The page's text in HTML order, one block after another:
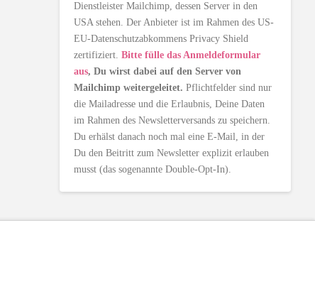
Dienstleister Mailchimp, dessen Server in den
USA stehen. Der Anbieter ist im Rahmen des US-
EU-Datenschutzabkommens Privacy Shield
zertifiziert.Bitte fülle das Anmeldeformular
aus, Du wirst dabei auf den Server von
Mailchimp weitergeleitet. Pflichtfelder sind nur
die Mailadresse und die Erlaubnis, Deine Daten
im Rahmen des Newsletterversands zu speichern.
Du erhälst danach noch mal eine E-Mail, in der
Du den Beitritt zum Newsletter explizit erlauben
musst (das sogenannte Double-Opt-In).